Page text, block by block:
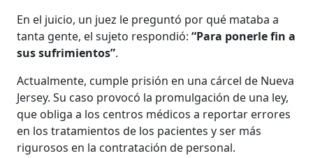
En el juicio, un juez le preguntó por qué mataba a
tanta gente, el sujeto respondió:​“Para ponerle fin a
sus sufrimientos”.
Actualmente, cumple prisión en una cárcel de Nueva
Jersey. Su caso provocó la promulgación de una ley,
que obliga a los centros médicos a reportar errores
en los tratamientos de los pacientes y ser más
rigurosos en la contratación de personal.